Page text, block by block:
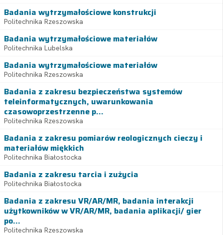
Badania wytrzymałościowe konstrukcji
Politechnika Rzeszowska
Badania wytrzymałościowe materiałów
Politechnika Lubelska
Badania wytrzymałościowe materiałów
Politechnika Rzeszowska
Badania z zakresu bezpieczeństwa systemów
teleinformatycznych, uwarunkowania
czasowoprzestrzenne p...
Politechnika Rzeszowska
Badania z zakresu pomiarów reologicznych cieczy i
materiałów miękkich
Politechnika Białostocka
Badania z zakresu tarcia i zużycia
Politechnika Białostocka
Badania z zakresu VR/AR/MR, badania interakcji
użytkowników w VR/AR/MR, badania aplikacji/ gier
po...
Politechnika Rzeszowska